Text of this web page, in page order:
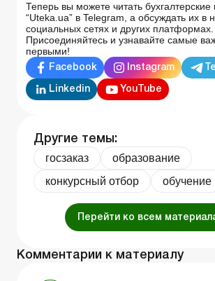
Теперь вы можете читать бухгалтерские
“Uteka.ua” в Telegram, а обсуждать их в
социальных сетях и других платформах.
Присоединяйтесь и узнавайте самые
первыми!
Facebook Instagram
Linkedin YouTube
Другие темы:
госзаказ
образование
конкурсный отбор
обучение
Перейти ко всем
Комментарии к материалу